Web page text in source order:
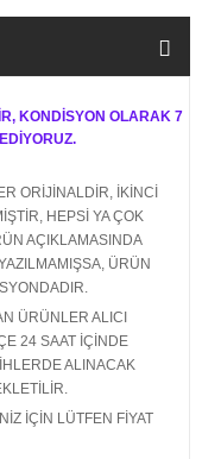
KONDİSYON OLARAK 7
ORİJİNALDİR, İKİNCİ
HEPSİ YA ÇOK
AÇIKLAMASINDA
ÜRÜN
ÜRÜNLER ALICI
24 SAAT İÇİNDE
ALINACAK
İÇİN LÜTFEN FİYAT